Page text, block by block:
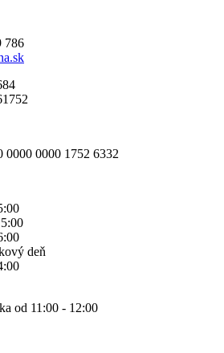
786
0000 1752 6332
deň
od 11:00 - 12:00